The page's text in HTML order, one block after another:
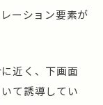
ーション要素が
近く、下画面
て誘導してい